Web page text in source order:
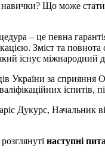
Що може стати
– це певна
Зміст та
існує міжнародний
України за сприяння
Дукурс, Начальник
наступні